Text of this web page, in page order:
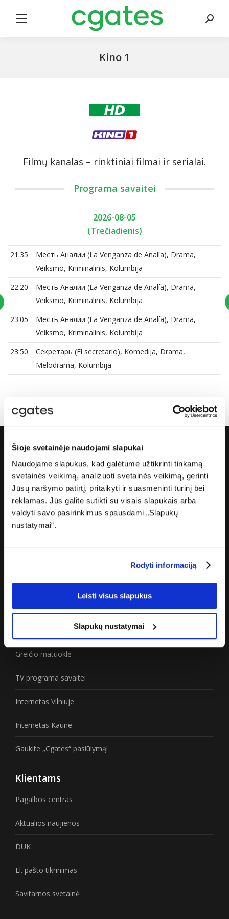
Šioje svetainėje naudojami slapukai
Naudojame slapukus, kad galėtume užtikrinti tinkamą
svetainės veikimą, analizuoti svetainės veikimą, gerinti
Jūsų naršymo patirtį, pritaikyti ir suasmeninti turinį bei
reklamas. Jūs galite sutikti su visais slapukais arba
valdyti savo pasirinkimus spausdami „Slapukų
nustatymai“.
Rodyti informaciją
Leisti visus slapukus
Slapukų nustatymai
Search:
Kino 1
Filmų kanalas – rinktiniai filmai ir serialai.
Programa savaitei
2026-08-05
(Trečiadienis)
21:35
Месть Аналии (La Venganza de Analía), Drama,
Veiksmo, Kriminalinis, Kolumbija
22:20
Месть Аналии (La Venganza de Analía), Drama,
Veiksmo, Kriminalinis, Kolumbija
23:05
Месть Аналии (La Venganza de Analía), Drama,
Veiksmo, Kriminalinis, Kolumbija
23:50
Секретарь (El secretario), Komedija, Drama,
Melodrama, Kolumbija
Apie „Cgates“
Apie mus
Karjera
Žiniasklaidai
Greičio matuoklė
TV programa savaitei
Internetas Vilniuje
Internetas Kaune
Gaukite „Cgates“ pasiūlymą!
Klientams
Pagalbos centras
Aktualios naujienos
DUK
El. pašto tikrinimas
Savitarnos svetainė